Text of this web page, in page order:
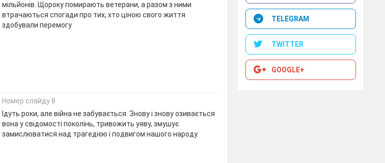
мільйонів. Щороку помирають ветерани, а разом з ними
втрачаються спогади про тих, хто ціною свого життя
здобували перемогу
Номер слайду 8
Ідуть роки, але війна не забувається. Знову і знову озивається
вона у свідомості поколінь, тривожить уяву, змушує
замислюватися над трагедією і подвигом нашого народу.
TELEGRAM
TWITTER
GOOGLE+